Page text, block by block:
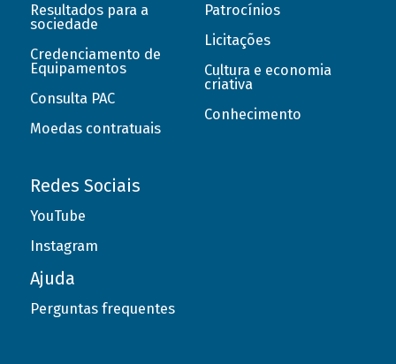
Resultados para a
sociedade
Credenciamento de
Equipamentos
Consulta PAC
Moedas contratuais
Patrocínios
Licitações
Cultura e economia
criativa
Conhecimento
Redes Sociais
YouTube
Instagram
Ajuda
Perguntas frequentes